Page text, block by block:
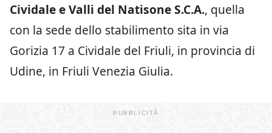
Cividale e Valli del Natisone S.C.A., quella
con la sede dello stabilimento sita in via
Gorizia 17 a Cividale del Friuli, in provincia di
Udine, in Friuli Venezia Giulia.